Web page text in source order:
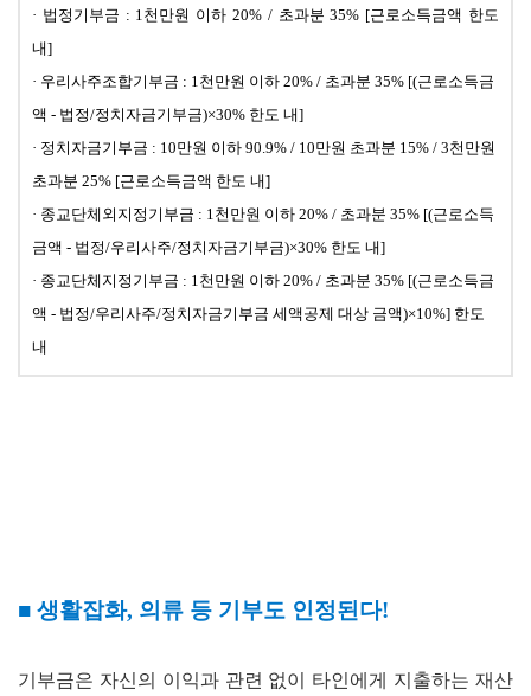
· 법정기부금 : 1천만원 이하 20% / 초과분 35% [근로소득금액 한도
내]
· 우리사주조합기부금 : 1천만원 이하 20% / 초과분 35% [(근로소득금
액 - 법정/정치자금기부금)×30% 한도 내]
· 정치자금기부금 : 10만원 이하 90.9% / 10만원 초과분 15% / 3천만원
초과분 25% [근로소득금액 한도 내]
· 종교단체외 지정기부금 : 1천만원 이하 20% / 초과분 35% [(근로소득
금액 - 법정/우리사주/정치자금기부금)×30% 한도 내]
· 종교단체지정기부금 : 1천만원 이하 20% / 초과분 35% [(근로소득금
액 - 법정/우리사주/정치자금기부금 세액공제 대상 금액)×10%] 한도
내
■ 생활잡화, 의류 등 기부도 인정된다!
기부금은 자신의 이익과 관련 없이 타인에게 지출하는 재산